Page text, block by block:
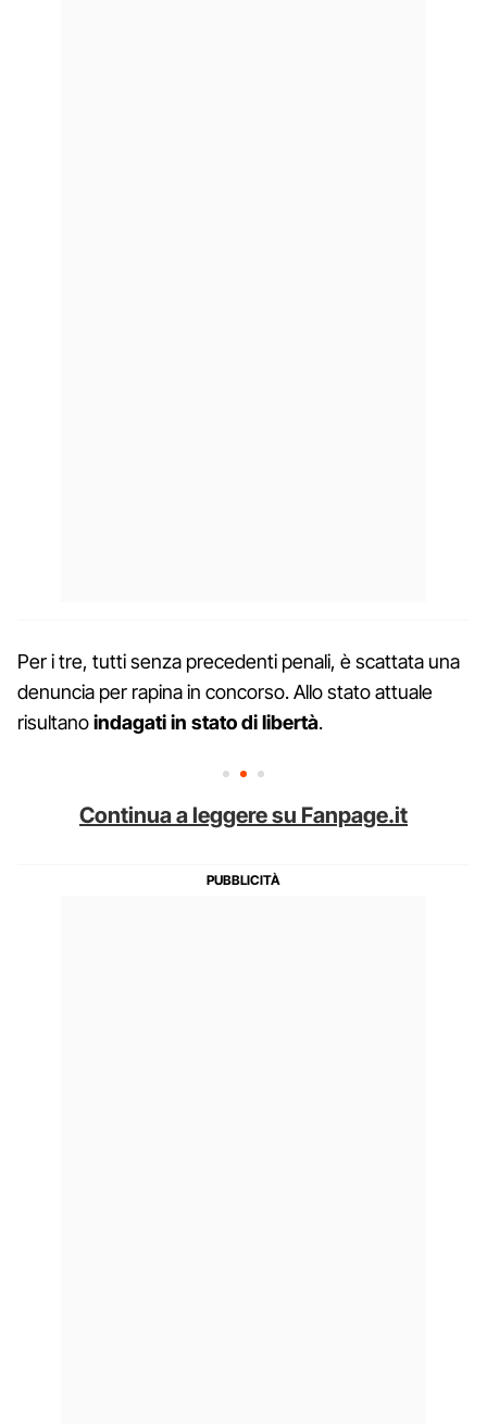
Per i tre, tutti senza precedenti penali, è scattata una
denuncia per rapina in concorso. Allo stato attuale
risultanoindagati in stato di libertà.
Continua a leggere su Fanpage.it